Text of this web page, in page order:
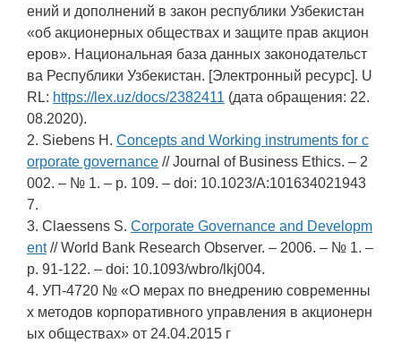
ений и дополнений в закон республики Узбекистан
«об акционерных обществах и защите прав акцион
еров». Национальная база данных законодательст
ва Республики Узбекистан. [Электронный ресурс]. U
RL: https://lex.uz/docs/2382411 (дата обращения: 22.
08.2020).
2. Siebens H. Concepts and Working instruments for c
orporate governance // Journal of Business Ethics. – 2
002. – № 1. – p. 109. – doi: 10.1023/A:101634021943
7.
3. Claessens S. Corporate Governance and Developm
ent// World Bank Research Observer. – 2006. – № 1. –
p. 91-122. – doi: 10.1093/wbro/lkj004.
4. УП-4720 № «О мерах по внедрению современны
х методов корпоративного управления в акционерн
ых обществах» от 24.04.2015 г